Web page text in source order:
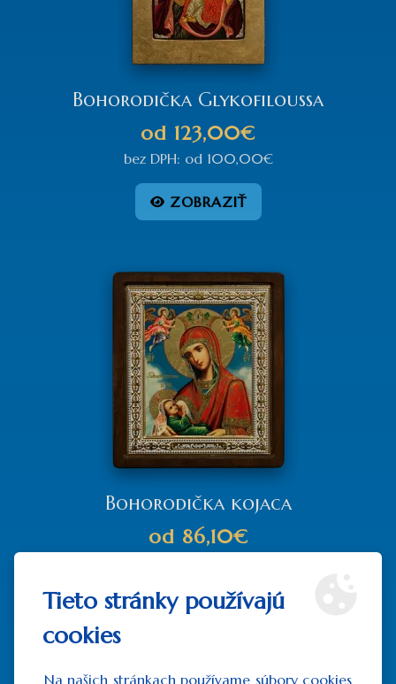
Bohorodička Glykofiloussa
od 123,00€
bez DPH: od 100,00€
ZOBRAZIŤ
Bohorodička kojaca
od 86,10€
Tieto stránky používajú
cookies
Na našich stránkach používame súbory cookies